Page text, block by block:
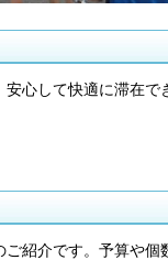
心して快適に滞在で
紹介です。予算や